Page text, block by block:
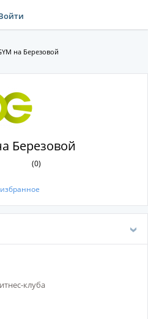
на Березовой
Березовой
(0)
клуба